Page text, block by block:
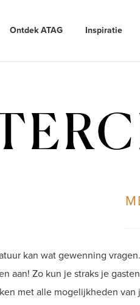
Ontdek ATAG Inspiratie
kan wat gewenning
aan! Zo kun je straks je
met alle mogelijkheden